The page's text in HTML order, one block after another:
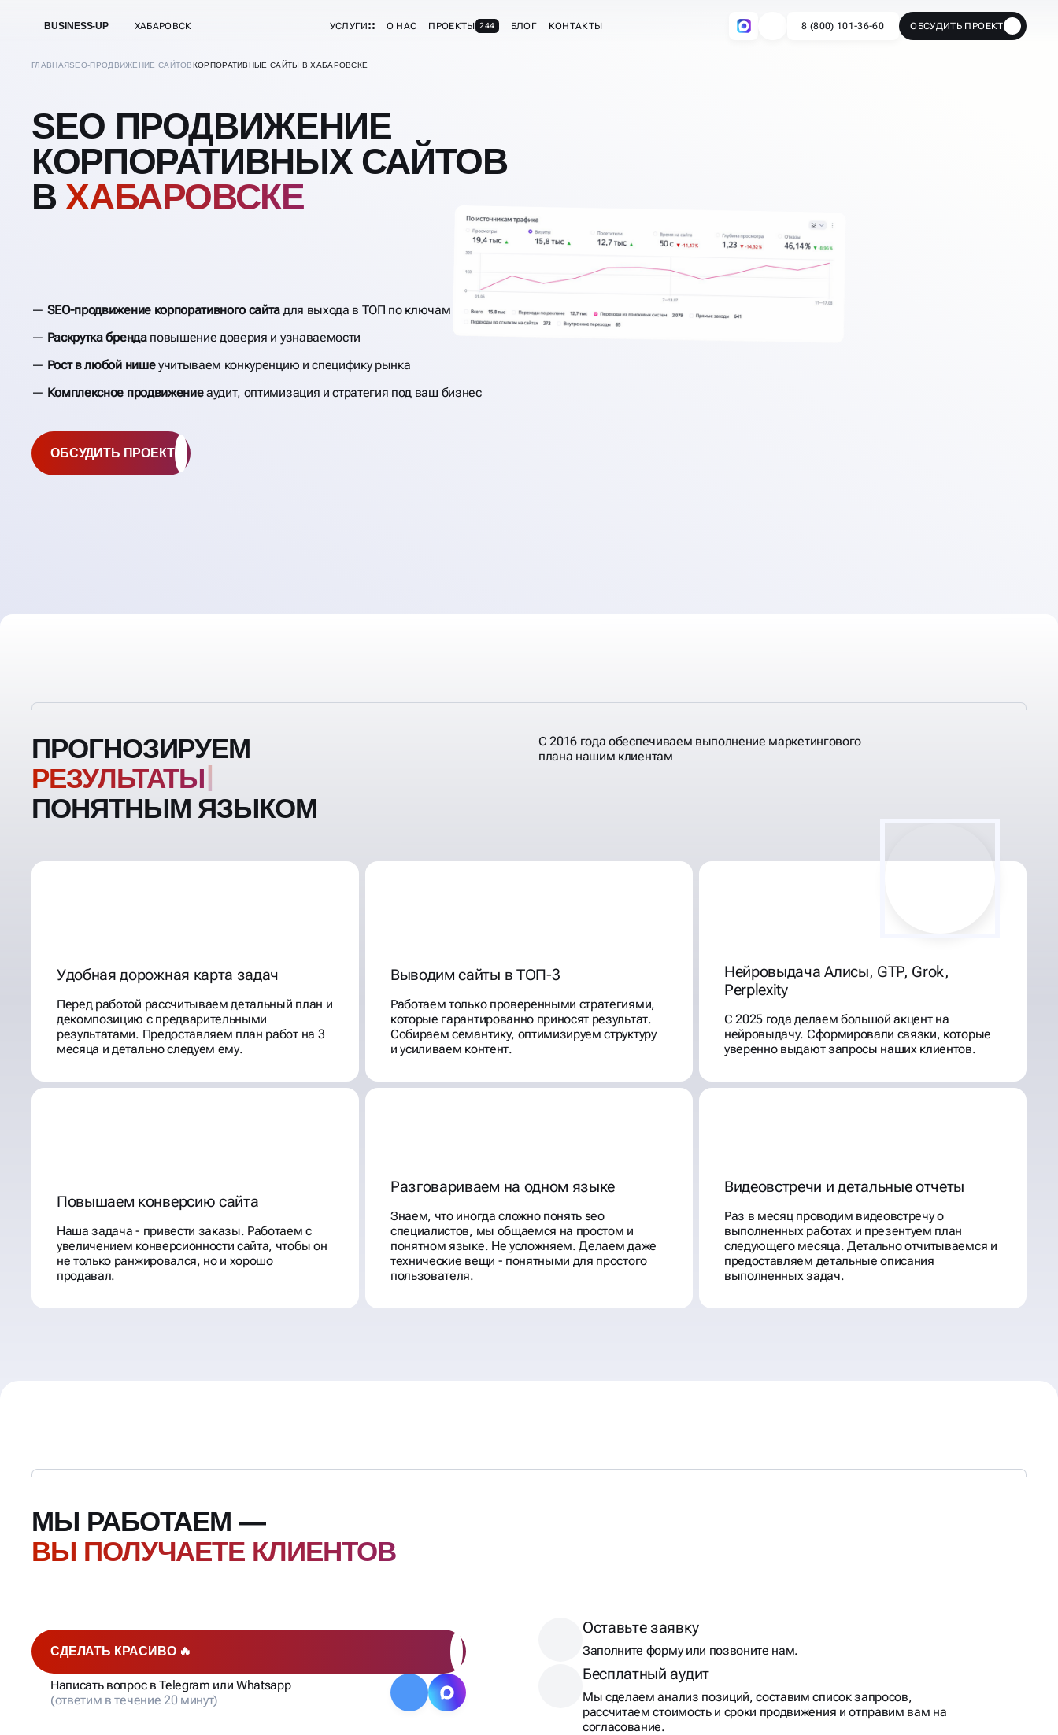
BUSINESS-UP ХАБАРОВСК УСЛУГИ О НАС ПРОЕКТЫ 244 БЛОГ КОНТАКТЫ 8 (800) 101-36-60 ОБСУДИТЬ ПРОЕКТ
ГЛАВНАЯSEO-ПРОДВИЖЕНИЕ САЙТОВКОРПОРАТИВНЫЕ САЙТЫ В ХАБАРОВСКЕ
SEO ПРОДВИЖЕНИЕ
КОРПОРАТИВНЫХ САЙТОВ
В ХАБАРОВСКЕ
SEO-продвижение корпоративного сайта для выхода в ТОП по ключам
Раскрутка брендаповышение доверия и узнаваемости
Рост в любой нишеучитываем конкуренцию и специфику рынка
Комплексное продвижениеаудит, оптимизация и стратегия под ваш бизнес
ОБСУДИТЬ ПРОЕКТ
ПРОГНОЗИРУЕМ
РЕЗУ
ПОНЯТНЫМ ЯЗЫКОМ
С 2016 года обеспечиваем выполнение маркетингового
плана нашим клиентам
Удобная дорожная карта задач
Перед работой рассчитываем детальный план и
декомпозицию с предварительными
результатами. Предоставляем план работ на 3
месяца и детально следуем ему.
Выводим сайты в ТОП-3
Работаем только проверенными стратегиями,
которые гарантированно приносят результат.
Собираем семантику, оптимизируем структуру
и усиливаем контент.
Нейровыдача Алисы, GTP, Grok,
Perplexity
С 2025 года делаем большой акцент на
нейровыдачу. Сформировали связки, которые
уверенно выдают запросы наших клиентов.
Повышаем конверсию сайта
Наша задача - привести заказы. Работаем с
увеличением конверсионности сайта, чтобы он
не только ранжировался, но и хорошо
продавал.
Разговариваем на одном языке
Знаем, что иногда сложно понять seo
специалистов, мы общаемся на простом и
понятном языке. Не усложняем. Делаем даже
технические вещи - понятными для простого
пользователя.
Видеовстречи и детальные отчеты
Раз в месяц проводим видеовстречу о
выполненных работах и презентуем план
следующего месяца. Детально отчитываемся и
предоставляем детальные описания
выполненных задач.
МЫ РАБОТАЕМ —
ВЫ ПОЛУЧАЕТЕ КЛИЕНТОВ
СДЕЛАТЬ КРАСИВО 🔥
Написать вопрос в Telegram или Whatsapp
(ответим в течение 20 минут)
Оставьте заявку
Заполните форму или позвоните нам.
Бесплатный аудит
Мы сделаем анализ позиций, составим список запросов,
рассчитаем стоимость и сроки продвижения и отправим вам на
согласование.